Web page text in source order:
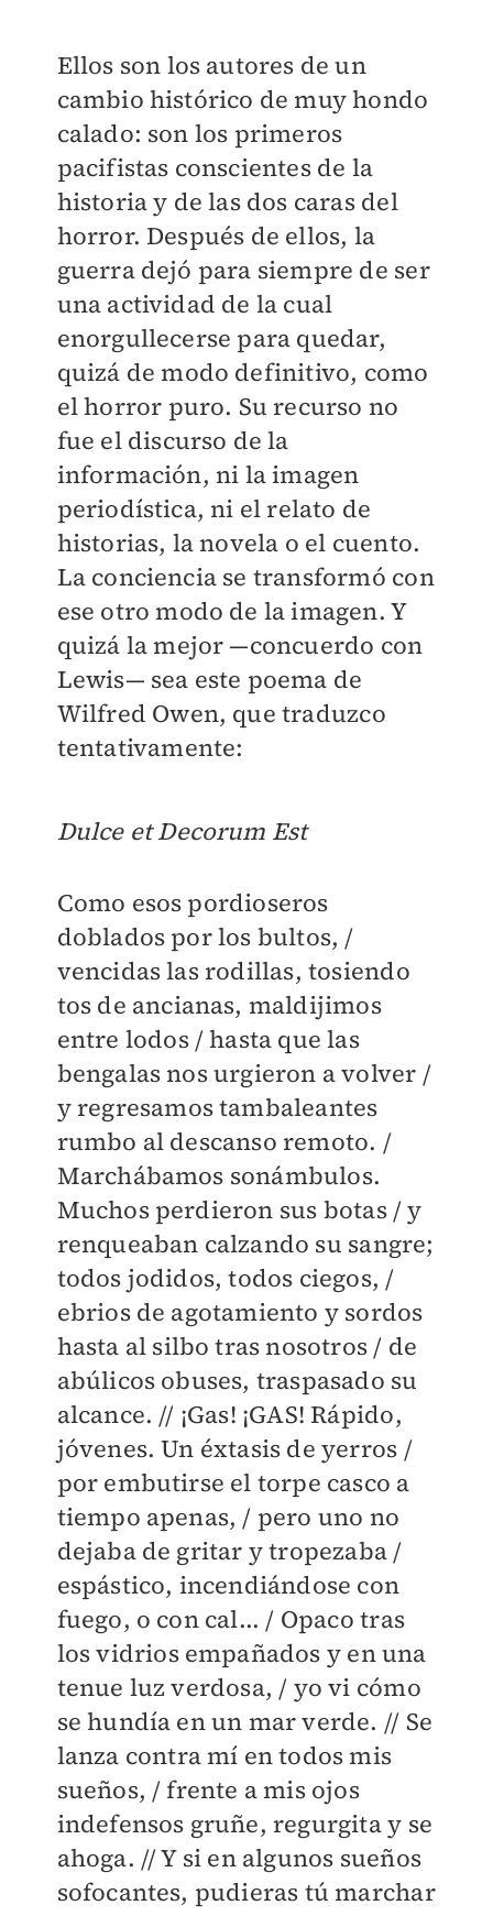
Ellos son los autores de un
cambio histórico de muy hondo
calado: son los primeros
pacifistas conscientes de la
historia y de las dos caras del
horror. Después de ellos, la
guerra dejó para siempre de ser
una actividad de la cual
enorgullecerse para quedar,
quizá de modo definitivo, como
el horror puro. Su recurso no
fue el discurso de la
información, ni la imagen
periodística, ni el relato de
historias, la novela o el cuento.
La conciencia se transformó con
ese otro modo de la imagen. Y
quizá la mejor —concuerdo con
Lewis— sea este poema de
Wilfred Owen, que traduzco
tentativamente:
Dulce et Decorum Est
Como esos pordioseros
doblados por los bultos, /
vencidas las rodillas, tosiendo
tos de ancianas, maldijimos
entre lodos / hasta que las
bengalas nos urgieron a volver /
y regresamos tambaleantes
rumbo al descanso remoto. /
Marchábamos sonámbulos.
Muchos perdieron sus botas / y
renqueaban calzando su sangre;
todos jodidos, todos ciegos, /
ebrios de agotamiento y sordos
hasta al silbo tras nosotros / de
abúlicos obuses, traspasado su
alcance. // ¡Gas! ¡GAS! Rápido,
jóvenes. Un éxtasis de yerros /
por embutirse el torpe casco a
tiempo apenas, / pero uno no
dejaba de gritar y tropezaba /
espástico, incendiándose con
fuego, o con cal... / Opaco tras
los vidrios empañados y en una
tenue luz verdosa, / yo vi cómo
se hundía en un mar verde. // Se
lanza contra mí en todos mis
sueños, / frente a mis ojos
indefensos gruñe, regurgita y se
ahoga. // Y si en algunos sueños
sofocantes, pudieras tú marchar